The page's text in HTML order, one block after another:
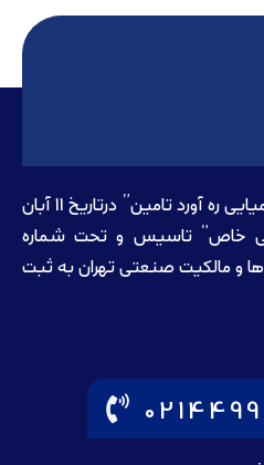
شرکت در ابتدا تحت نام ”شیمیایی ره آورد تامين” درتاريخ 11 آبان
خاص” تاسيس و تحت شماره
ها و مالکيت صنعتی تهران به ثبت